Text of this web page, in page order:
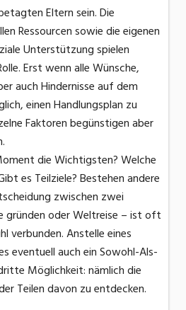
Eltern sein. Die
Ressourcen sowie die eigenen
Unterstützung spielen
Erst wenn alle Wünsche,
auch Hindernisse auf dem
einen Handlungsplan zu
Faktoren begünstigen aber
die Wichtigsten? Welche
es Teilziele? Bestehen andere
zwischen zwei
gründen oder Weltreise – ist oft
verbunden. Anstelle eines
eventuell auch ein Sowohl-Als-
Möglichkeit: nämlich die
Teilen davon zu entdecken.